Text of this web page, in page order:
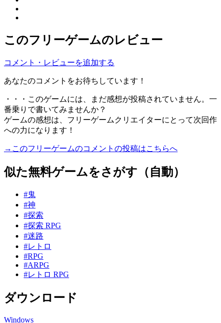
このフリーゲームのレビュー
コメント・レビューを追加する
あなたのコメントをお待ちしています！
・・・このゲームには、まだ感想が投稿されていません。一
番乗りで書いてみませんか？
ゲームの感想は、フリーゲームクリエイターにとって次回作
への力になります！
→このフリーゲームのコメントの投稿はこちらへ
似た無料ゲームをさがす（自動）
#鬼
#神
#探索
#探索 RPG
#迷路
#レトロ
#RPG
#ARPG
#レトロ RPG
ダウンロード
Windows